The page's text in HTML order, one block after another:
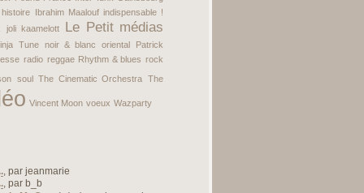
histoire Ibrahim Maalouf indispensable !
joli kaamelott Le Petit médias
Tune noir & blanc oriental
Patrick
radio reggae Rhythm & blues rock
soul The Cinematic Orchestra The
Vincent Moon voeux Wazparty
, par jeanmarie
, par b_b